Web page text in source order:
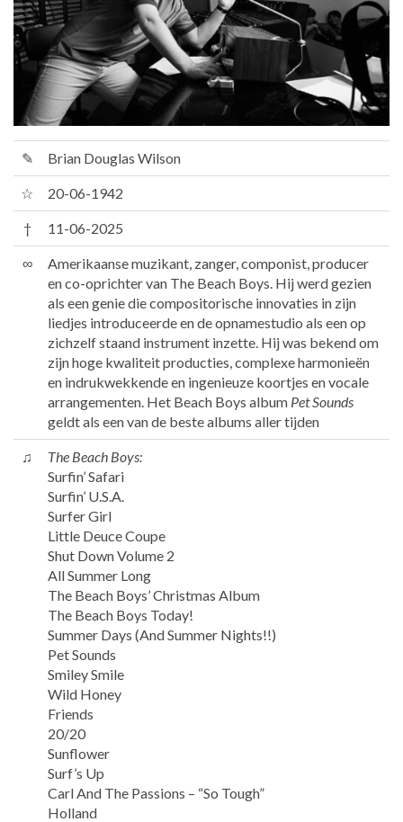
✎ Brian Douglas Wilson
☆ 20-06-1942
† 11-06-2025
∞
Amerikaanse muzikant, zanger, componist, producer
en co-oprichter van The Beach Boys. Hij werd gezien
als een genie die compositorische innovaties in zijn
liedjes introduceerde en de opnamestudio als een op
zichzelf staand instrument inzette. Hij was bekend om
zijn hoge kwaliteit producties, complexe harmonieën
en indrukwekkende en ingenieuze koortjes en vocale
arrangementen. Het Beach Boys album Pet Sounds
geldt als een van de beste albums aller tijden
♫
The Beach Boys:
Surfin’ Safari
Surfin’ U.S.A.
Surfer Girl
Little Deuce Coupe
Shut Down Volume 2
All Summer Long
The Beach Boys’ Christmas Album
The Beach Boys Today!
Summer Days (And Summer Nights!!)
Pet Sounds
Smiley Smile
Wild Honey
Friends
20/20
Sunflower
Surf’s Up
Carl And The Passions – “So Tough”
Holland